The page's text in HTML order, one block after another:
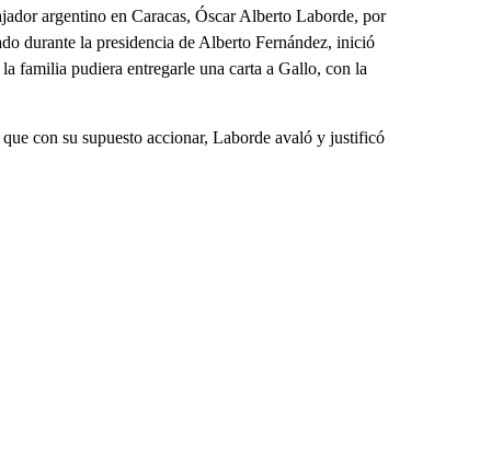
argentino en Caracas, Óscar Alberto Laborde, por
durante la presidencia de Alberto Fernández, inició
familia pudiera entregarle una carta a Gallo, con la
con su supuesto accionar, Laborde avaló y justificó